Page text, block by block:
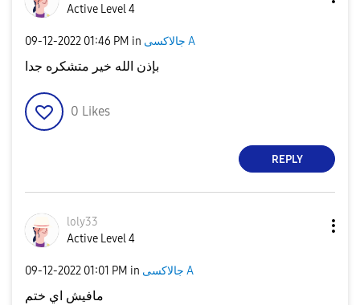
Active Level 4
‎09-12-2022 01:46 PM in جالاكسى A
بإذن الله خير متشكره جدا
0 Likes
REPLY
loly33
Active Level 4
‎09-12-2022 01:01 PM in جالاكسى A
مافيش اي ختم